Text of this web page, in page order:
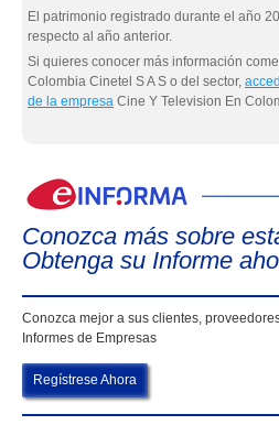
El patrimonio registrado durante el año
respecto al año anterior.
Si quieres conocer más información
Colombia Cinetel S A S o del sector,
de la empresa Cine Y Television En
Conozca más sobre
Obtenga su Informe
Conozca mejor a sus clientes,
Informes de Empresas
Regístrese Ahora